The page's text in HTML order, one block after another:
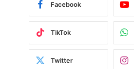
Facebook
TikTok
Twitter